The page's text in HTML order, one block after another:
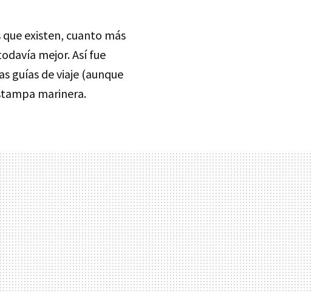
existen, cuanto más
mejor. Así fue
guías de viaje (aunque
marinera.